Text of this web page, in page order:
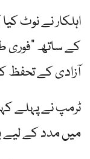
اہلکار نے نوٹ
کے ساتھ "فوری
آزادی کے تحفظ
ٹرمپ نے پہلے
میں مدد کے لیے